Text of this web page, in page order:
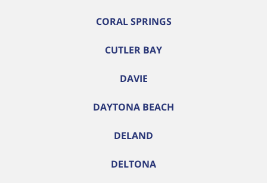
CORAL SPRINGS
CUTLER BAY
DAVIE
DAYTONA BEACH
DELAND
DELTONA